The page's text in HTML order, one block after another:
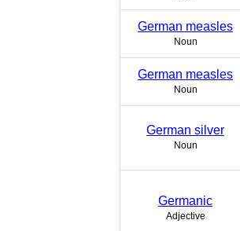
German measles
Noun
German measles
Noun
German silver
Noun
Germanic
Adjective